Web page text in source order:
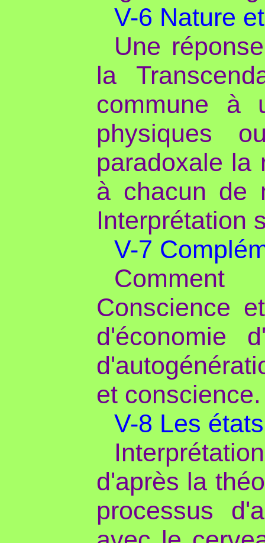
V-6 Nature
Une
la
commune à
physiques
paradoxale la
à chacun de
Interprétation
V-7
Conscience
d'économie
et
V-8 Les
d'après la
processus